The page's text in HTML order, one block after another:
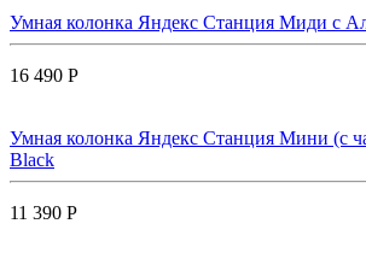
Умная колонка Яндекс Станция Миди с
16 490 Р
Умная колонка Яндекс Станция Мини (с
Black
11 390 Р